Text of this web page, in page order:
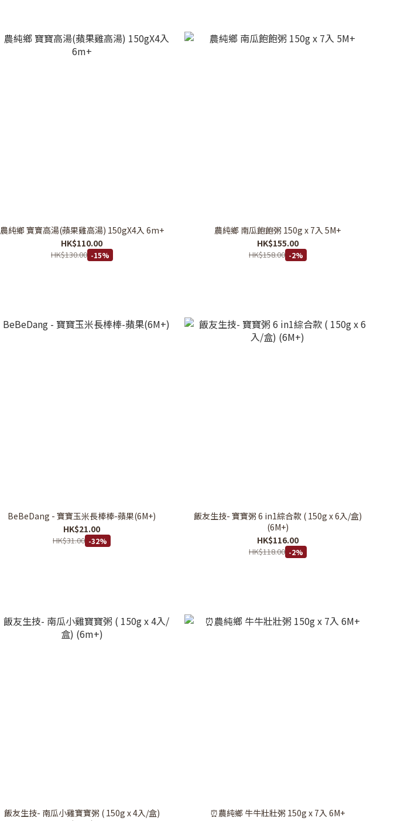
農純鄉 寶寶高湯(蘋果雞高湯) 150gX4入 6m+
HK$110.00
HK$130.00 -15%
農純鄉 南瓜飽飽粥 150g x 7入 5M+
HK$155.00
HK$158.00 -2%
BeBeDang - 寶寶玉米長棒棒-蘋果(6M+)
HK$21.00
HK$31.00 -32%
飯友生技- 寶寶粥 6 in1綜合款 ( 150g x 6入/盒)
(6M+)
HK$116.00
HK$118.00 -2%
飯友生技- 南瓜小雞寶寶粥 ( 150g x 4入/盒)
⏰農純鄉 牛牛壯壯粥 150g x 7入 6M+